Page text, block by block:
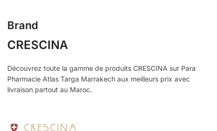
Brand
CRESCINA
Découvrez toute la gamme de produits CRESCINA sur Para
Pharmacie Atlas Targa Marrakech aux meilleurs prix avec
livraison partout au Maroc.